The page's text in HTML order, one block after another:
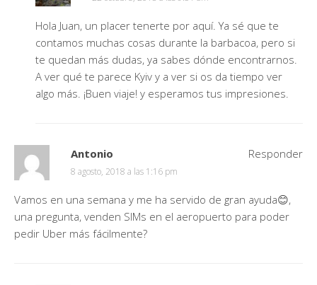
Hola Juan, un placer tenerte por aquí. Ya sé que te
contamos muchas cosas durante la barbacoa, pero si
te quedan más dudas, ya sabes dónde encontrarnos.
A ver qué te parece Kyiv y a ver si os da tiempo ver
algo más. ¡Buen viaje! y esperamos tus impresiones.
Antonio
8 agosto, 2018 a las 1:16 pm
Vamos en una semana y me ha servido de gran ayuda😊,
una pregunta, venden SIMs en el aeropuerto para poder
pedir Uber más fácilmente?
Responder